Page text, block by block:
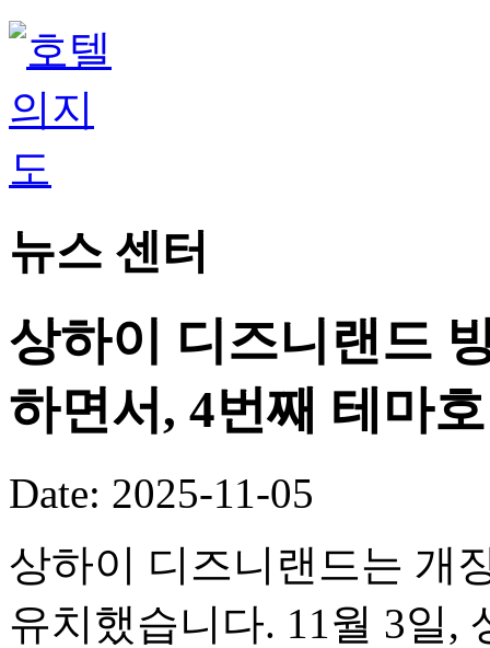
뉴스 센터
상하이 디즈니랜드
하면서, 4번째 테마
Date: 2025-11-05
상하이 디즈니랜드는 개
유치했습니다. 11월 3일,